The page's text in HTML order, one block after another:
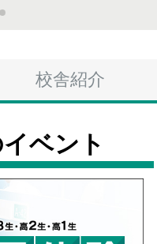
校舎紹介
ベント